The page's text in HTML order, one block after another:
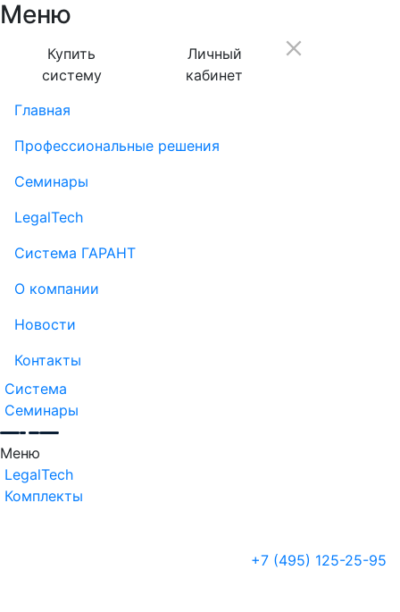
Меню
Купить
систему
Личный
кабинет
Главная
Профессиональные решения
Семинары
LegalTech
Система ГАРАНТ
О компании
Новости
Контакты
Система
Семинары
Меню
LegalTech
Комплекты
+7 (495) 125-25-95